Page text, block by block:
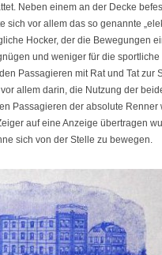
Neben einem an der Decke
sich vor allem das so genannte
Hocker, der die Bewegungen
und weniger für die sportliche
Passagieren mit Rat und Tat zur
allem darin, die Nutzung der
Passagieren der absolute Renner
auf eine Anzeige übertragen
sich von der Stelle zu bewegen.